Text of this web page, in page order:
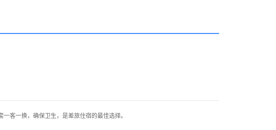
一换，确保卫生，是差旅住宿的最佳选择。